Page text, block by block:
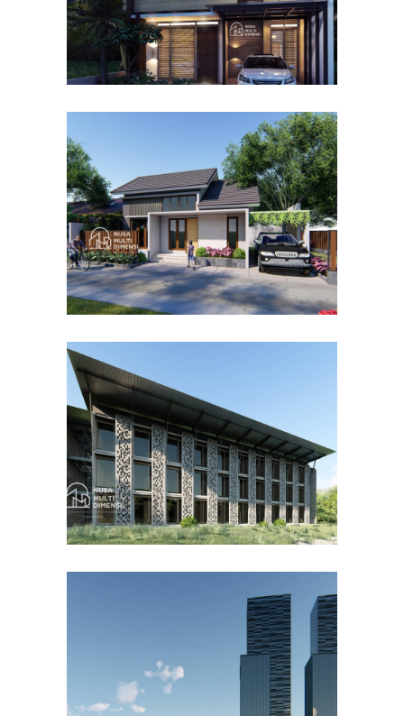
Desain Rumah Bapak Dodi di
Ciomas Bogor
DESAIN RUMAH TERBAIK
Desain Dormitory Dramaga
IPB di Kota Bogor
DESAIN BANGUNAN LAINNYA
Desain DNB Tower di
Cilandak Jakarta Selatan